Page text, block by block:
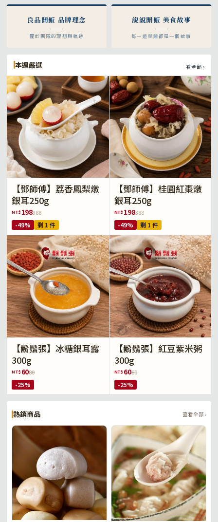
良品開飯 品牌理念
關於團隊的理想與軌跡
說說開飯 美食故事
每一道菜餚都是一個故事
本週嚴選 看全部 ›
【鄧師傅】荔香鳳梨燉
銀耳250g
NT$ 198388
-49% 剩 1 件
【鄧師傅】桂圓紅棗燉
銀耳250g
NT$ 198388
-49% 剩 1 件
【鬍鬚張】冰糖銀耳露
300g
NT$ 6080
-25%
【鬍鬚張】紅豆紫米粥
300g
NT$ 6080
-25%
熱銷商品 查看全部 ›